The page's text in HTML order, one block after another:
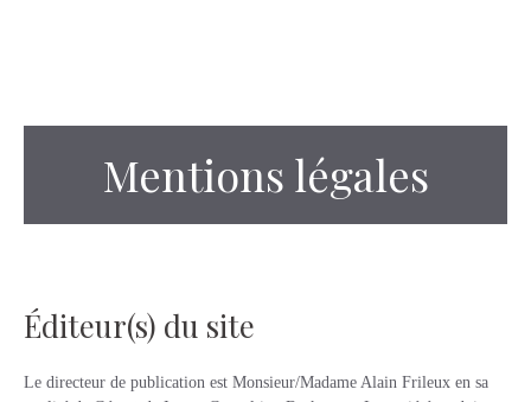
Mentions légales
Éditeur(s) du site
Le directeur de publication est Monsieur/Madame Alain Frileux en sa